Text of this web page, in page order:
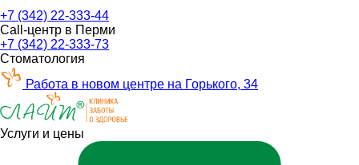
+7 (342) 22-333-44
Call-центр в Перми
+7 (342) 22-333-73
Стоматология
Работа в новом центре на Горького, 34
Услуги и цены